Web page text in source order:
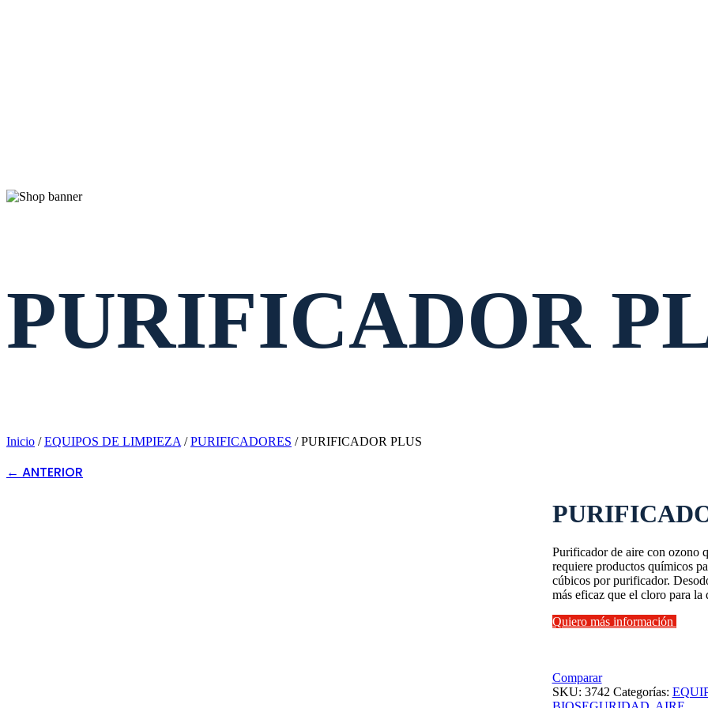
PURIFICADOR
Inicio / EQUIPOS DE LIMPIEZA / PURIFICADORES /PURIFICADOR PLUS
← ANTERIOR
Purificador de aire con ozono
requiere productos químicos
cúbicos por purificador.
más eficaz que el cloro para la
Quiero más información
Comparar
SKU: 3742 Categorías: